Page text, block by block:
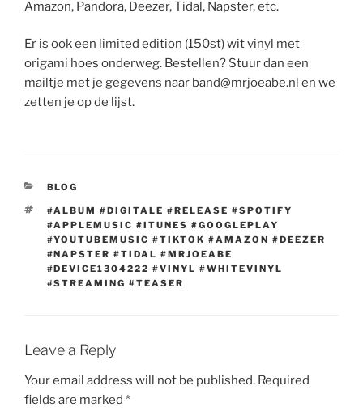
Amazon, Pandora, Deezer, Tidal, Napster, etc.
Er is ook een limited edition (150st) wit vinyl met
origami hoes onderweg. Bestellen? Stuur dan een
mailtje met je gegevens naar band@mrjoeabe.nl en we
zetten je op de lijst.
CATEGORIES
BLOG
TAGS
#ALBUM #DIGITALE #RELEASE #SPOTIFY
#APPLEMUSIC #ITUNES #GOOGLEPLAY
#YOUTUBEMUSIC #TIKTOK #AMAZON #DEEZER
#NAPSTER #TIDAL #MRJOEABE
#DEVICE1304222 #VINYL #WHITEVINYL
#STREAMING #TEASER
Leave a Reply
Your email address will not be published. Required
fields are marked *